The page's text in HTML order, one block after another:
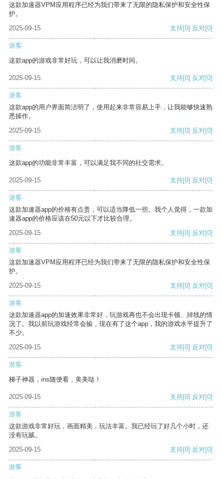
这款加速器VPM应用程序已经为我们带来了无限的隐私保护和安全性保
护。
2025-09-15
支持[0] 反对[0]
游客
这款app的游戏非常好玩，可以让我消磨时间。
2025-09-15 支持[0] 反对[0]
游客
这款app的用户界面简洁明了，使用起来非常容易上手，让我能够快速熟
悉操作。
2025-09-15
支持[0] 反对[0]
游客
这款app的功能非常丰富，可以满足我不同的社交需求。
2025-09-15 支持[0] 反对[0]
游客
这款加速器app的价格有点贵，可以适当降低一些。我个人觉得，一款加
速器app的价格应该在50元以下才比较合理。
2025-09-15
支持[0] 反对[0]
游客
这款加速器VPM应用程序已经为我们带来了无限的隐私保护和安全性保
护。
2025-09-15
支持[0] 反对[0]
游客
这款加速器app的加速效果非常好，玩游戏再也不会出现卡顿、掉线的情
况了。我以前玩游戏经常会输，现在有了这个app，我的游戏水平提升了
不少。
2025-09-15
支持[0] 反对[0]
游客
梯子神器，ins随便看，美美哒！
2025-09-15 支持[0] 反对[0]
游客
这款游戏非常好玩，画面精美，玩法丰富。我已经玩了好几个小时，还
没有玩腻。
2025-09-15
支持[0] 反对[0]
游客